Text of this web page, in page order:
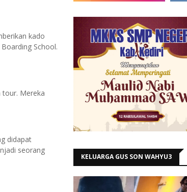
kado
School.
tour. Mereka
didapat
seorang
KELUARGA GUS SON WAHYU3